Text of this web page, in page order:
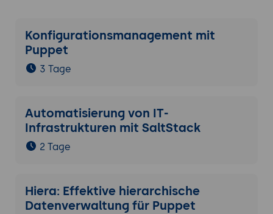
Konfigurationsmanagement mit
Puppet
3 Tage
Automatisierung von IT-
Infrastrukturen mit SaltStack
2 Tage
Hiera: Effektive hierarchische
Datenverwaltung für Puppet